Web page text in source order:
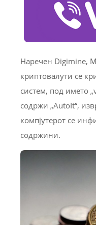
Наречен Digimine,
криптовалути се
систем, под името
содржи „AutoIt“,
компјутерот се
содржини.